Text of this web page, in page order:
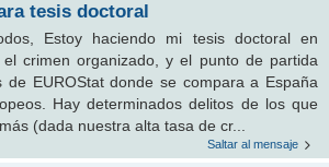
tesis doctoral
Estoy haciendo mi tesis doctoral en
crimen organizado, y el punto de partida
de EUROStat donde se compara a España
Hay determinados delitos de los que
(dada nuestra alta tasa de cr...
Saltar al mensaje